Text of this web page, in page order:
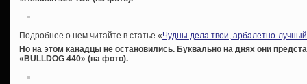
Подробнее о нем читайте в статье «Чудны дела твои, арбалетно-
Но на этом канадцы не остановились. Буквально на днях они
«BULLDOG 440» (на фото).